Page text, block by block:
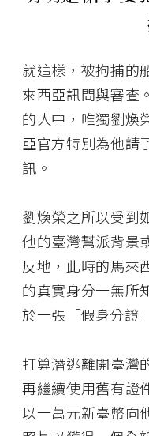
就這樣，被拘捕的
來西亞訊問與審查
的人中，唯獨劉煥
亞官方特別為他請
訊。
劉煥榮之所以受到
他的臺灣幫派背景
反地，此時的馬來
的真實身分一無所
於一張「假身分證
打算潛逃離開臺灣
再繼續使用舊有證
以一萬元新臺幣向